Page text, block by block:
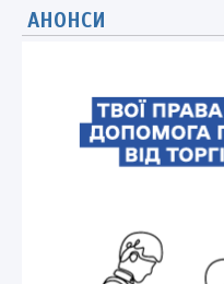
АНОНСИ